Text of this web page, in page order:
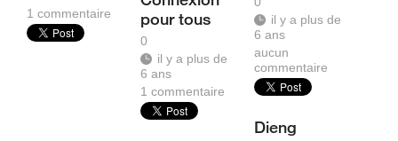
1 commentaire
pour tous
0
il y a plus de
6 ans
1commentaire
il y a plus de
6 ans
aucun
commentaire
Dieng